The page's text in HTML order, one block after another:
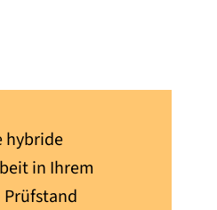
hybride
in Ihrem
Prüfstand